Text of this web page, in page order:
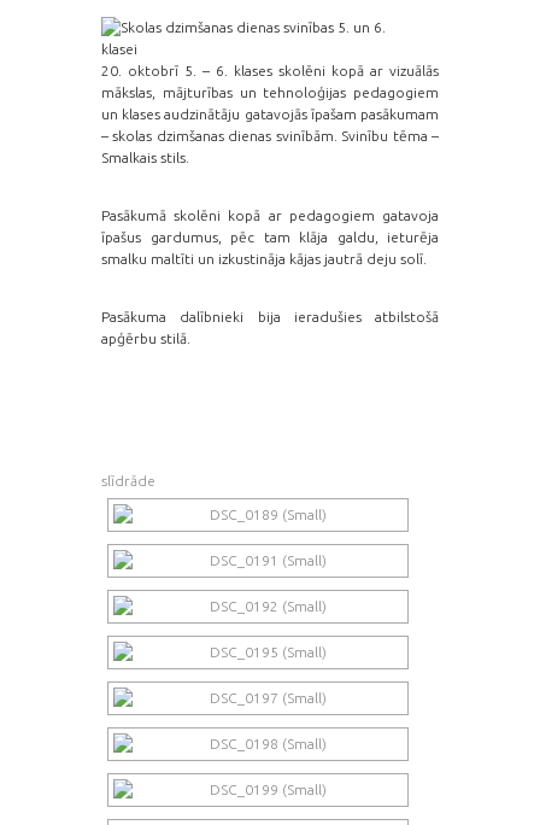
20. oktobrī 5. – 6. klases skolēni kopā ar vizuālās
mākslas, mājturības un tehnoloģijas pedagogiem
un klases audzinātāju gatavojās īpašam pasākumam
– skolas dzimšanas dienas svinībām. Svinību tēma –
Smalkais stils.
Pasākumā skolēni kopā ar pedagogiem gatavoja
īpašus gardumus, pēc tam klāja galdu, ieturēja
smalku maltīti un izkustināja kājas jautrā deju solī.
Pasākuma dalībnieki bija ieradušies atbilstošā
apģērbu stilā.
slīdrāde